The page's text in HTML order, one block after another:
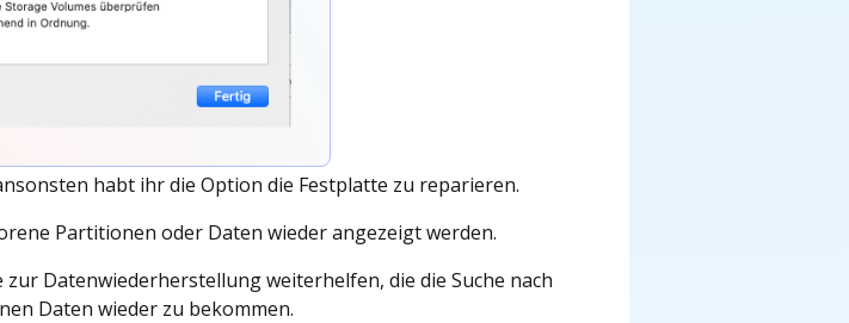
habt ihr die Option die Festplatte zu reparieren.
Partitionen oder Daten wieder angezeigt werden.
Datenwiederherstellung weiterhelfen, die die Suche nach
Daten wieder zu bekommen.